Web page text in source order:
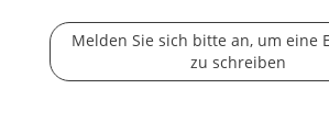
Melden Sie sich bitte an, um eine
zu schreiben